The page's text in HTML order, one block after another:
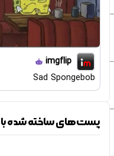
imgflip
Sad Spongebob
پست‌های ساخته شده با